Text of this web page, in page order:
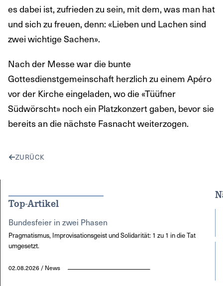
es dabei ist, zufrieden zu sein, mit dem, was man hat
und sich zu freuen, denn: «Lieben und Lachen sind
zwei wichtige Sachen».
Nach der Messe war die bunte
Gottesdienstgemeinschaft herzlich zu einem Apéro
vor der Kirche eingeladen, wo die «Tüüfner
Südwörscht» noch ein Platzkonzert gaben, bevor sie
bereits an die nächste Fasnacht weiterzogen.
ZURÜCK
Top-Artikel
Bundesfeier in zwei Phasen
Pragmatismus, Improvisationsgeist und Solidarität: 1 zu 1 in die Tat
umgesetzt.
02.08.2026 / News